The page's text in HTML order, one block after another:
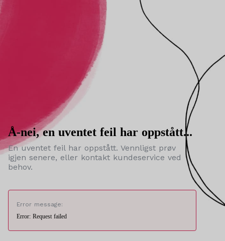
Å-nei, en uventet feil har oppstått...
En uventet feil har oppstått. Vennligst prøv
igjen senere, eller kontakt kundeservice ved
behov.
Error message:
Error: Request failed